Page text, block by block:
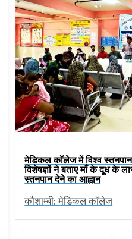
मेडिकल कॉलेज में विश्व
विशेषज्ञों ने बताए माँ के दूध के
स्तनपान देने का आह्वान
कौशाम्बी: मेडिकल कॉलेज